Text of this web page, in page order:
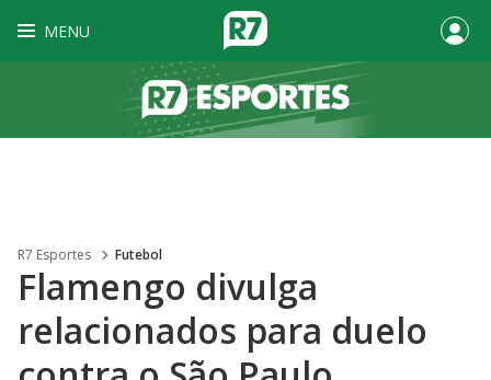
MENU
R7 Esportes Futebol
Flamengo divulga
relacionados para duelo